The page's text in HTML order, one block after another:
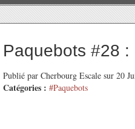
Paquebots #28
Publié par Cherbourg Escale sur 20
Catégories : #Paquebots